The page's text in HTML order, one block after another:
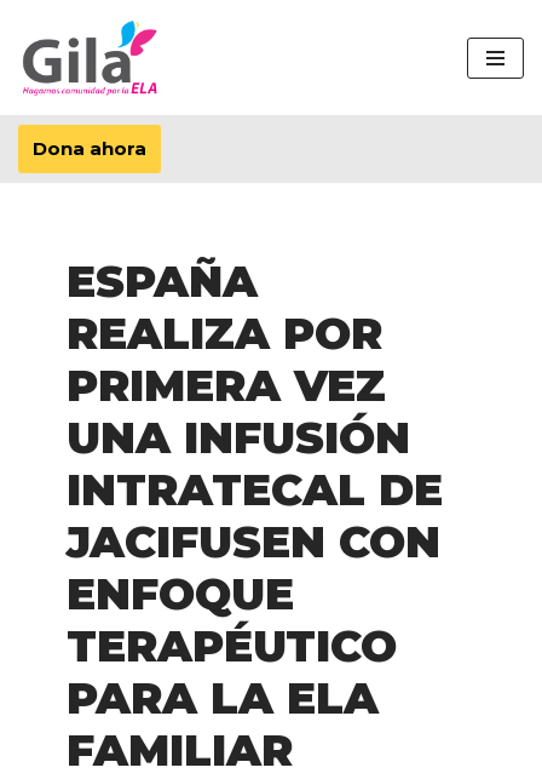
Saltar
al
contenido
Dona ahora
ESPAÑA
REALIZA POR
PRIMERA VEZ
UNA INFUSIÓN
INTRATECAL DE
JACIFUSEN CON
ENFOQUE
TERAPÉUTICO
PARA LA ELA
FAMILIAR